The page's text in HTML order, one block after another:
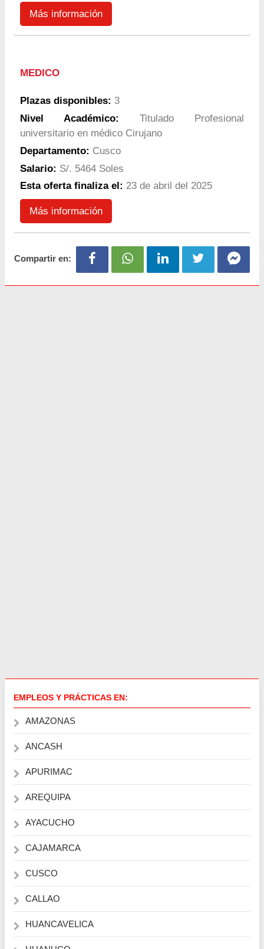
Más información
MEDICO
Plazas disponibles: 3
Nivel Académico:
Titulado Profesional
universitario en médico Cirujano
Departamento: Cusco
Salario: S/. 5464 Soles
Esta oferta finaliza el: 23 de abril del 2025
Más información
Compartir en:
EMPLEOS Y PRÁCTICAS EN:
AMAZONAS
ANCASH
APURIMAC
AREQUIPA
AYACUCHO
CAJAMARCA
CUSCO
CALLAO
HUANCAVELICA